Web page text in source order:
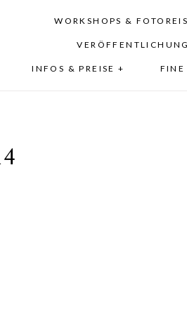
WORKSHOPS &
INFOS & PREISE + FINE